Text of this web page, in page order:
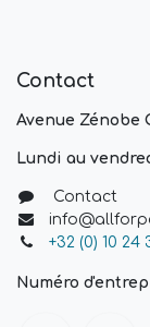
Contact
Avenue Zénobe
Lundi au
Contact
+32 (0) 10 24
Numéro